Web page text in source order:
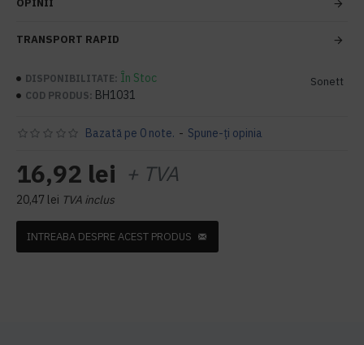
OPINII
TRANSPORT RAPID
DISPONIBILITATE: În Stoc
COD PRODUS: BH1031
Sonett
Bazată pe 0 note. - Spune-ţi opinia
16,92 lei + TVA
20,47 lei TVA inclus
INTREABA DESPRE ACEST PRODUS